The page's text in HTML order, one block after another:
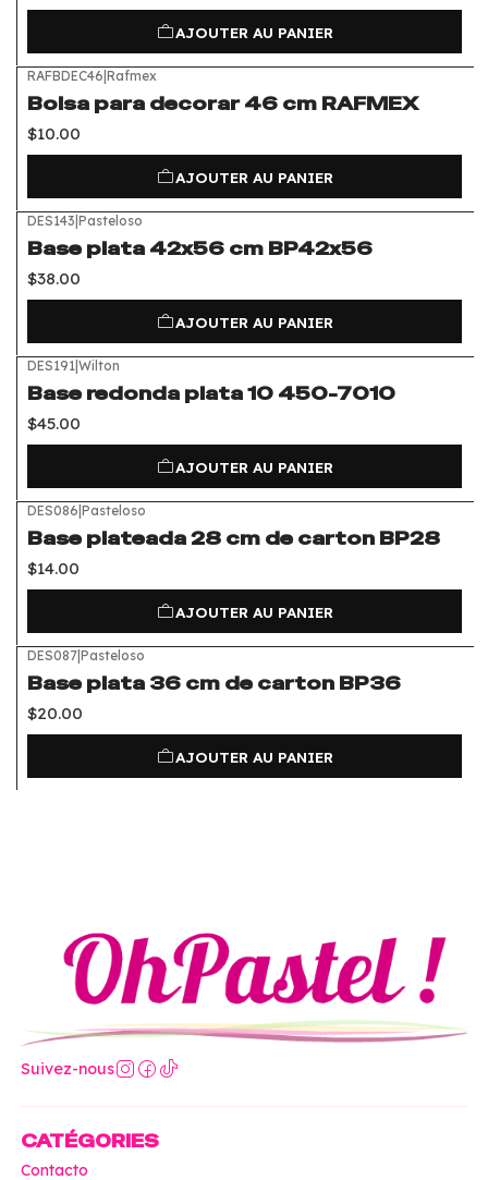
AJOUTER AU PANIER
RAFBDEC46|Rafmex
Bolsa para decorar 46 cm RAFMEX
$10.00
AJOUTER AU PANIER
DES143|Pasteloso
Base plata 42x56 cm BP42x56
$38.00
AJOUTER AU PANIER
DES191|Wilton
Base redonda plata 10 450-7010
$45.00
AJOUTER AU PANIER
DES086|Pasteloso
Base plateada 28 cm de carton BP28
$14.00
AJOUTER AU PANIER
DES087|Pasteloso
Base plata 36 cm de carton BP36
$20.00
AJOUTER AU PANIER
Suivez-nous
CATÉGORIES
Contacto